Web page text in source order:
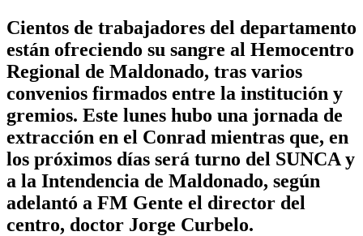
Cientos de trabajadores del departamento
están ofreciendo su sangre al Hemocentro
Regional de Maldonado, tras varios
convenios firmados entre la institución y
gremios. Este lunes hubo una jornada de
extracción en el Conrad mientras que, en
los próximos días será turno del SUNCA y
a la Intendencia de Maldonado, según
adelantó a FM Gente el director del
centro, doctor Jorge Curbelo.